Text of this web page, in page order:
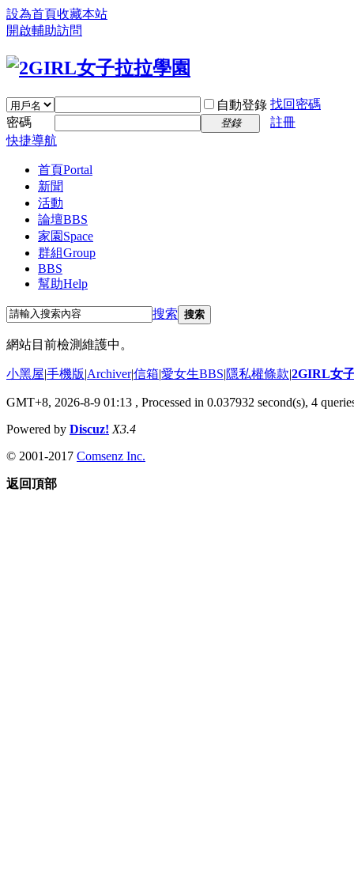
設為首頁收藏本站
開啟輔助訪問
自動登錄 找回密碼
密碼
登錄
註冊
快捷導航
首頁Portal
新聞
活動
論壇BBS
家園 Space
群組Group
BBS
幫助Help
搜索 搜索
網站目前檢測維護中。
小黑屋|手機版|Archiver|信箱|愛女生BBS|隱私權條款|2GIRL女
GMT+8, 2026-8-9 01:13 , Processed in 0.037932 second(s), 4
Powered by Discuz! X3.4
© 2001-2017 Comsenz Inc.
返回頂部